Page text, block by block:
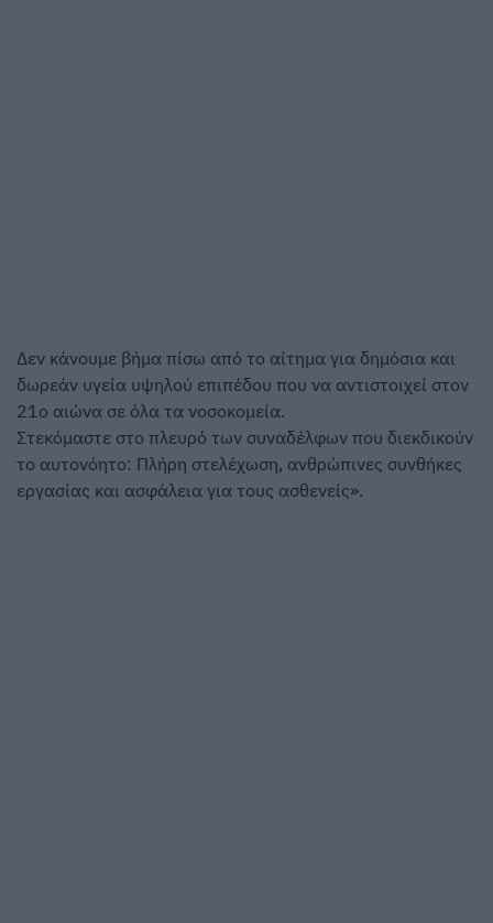
Δεν κάνουμε βήμα πίσω από το αίτημα για δημόσια και
δωρεάν υγεία υψηλού επιπέδου που να αντιστοιχεί στον
21ο αιώνα σε όλα τα νοσοκομεία.
Στεκόμαστε στο πλευρό των συναδέλφων που διεκδικούν
το αυτονόητο: Πλήρη στελέχωση, ανθρώπινες συνθήκες
εργασίας και ασφάλεια για τους ασθενείς».